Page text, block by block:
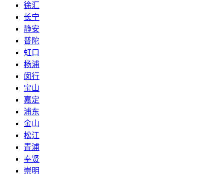
徐汇
长宁
静安
普陀
虹口
杨浦
闵行
宝山
嘉定
浦东
金山
松江
青浦
奉贤
崇明